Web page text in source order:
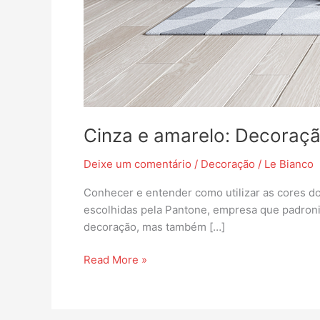
Cinza e amarelo:
Deixe um comentário / Decoração / Le Bianco
Conhecer e entender como utilizar as cores
escolhidas pela Pantone, empresa que
decoração, mas também […]
Read More »